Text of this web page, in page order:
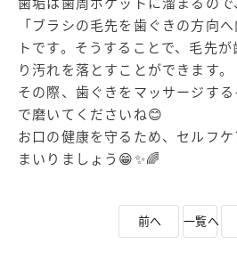
「ブラシの毛先を歯ぐきの方向
トです。そうすることで、毛先
り汚れを落とすことができます。
その際、歯ぐきをマッサージす
で磨いてくださいね😊
お口の健康を守るため、セルフ
まいりましょう😁✨🌈
前へ 一覧へ